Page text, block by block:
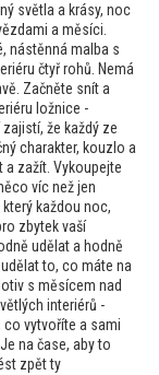
světla a krásy, noc
a měsíci.
nástěnná malba s
čtyř rohů. Nemá
Začněte snít a
ložnice -
že každý ze
charakter, kouzlo a
zažít. Vykoupejte
víc než jen
každou noc,
zbytek vaší
udělat a hodně
to, co máte na
s měsícem nad
interiérů -
vytvoříte a sami
na čase, aby to
zpět ty